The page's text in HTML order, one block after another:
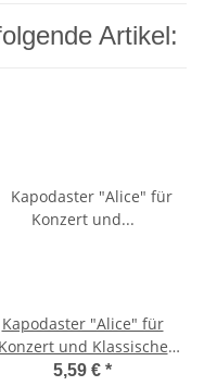
Artikel:
Kapodaster "Alice" für
Konzert und Klassische
Gitarre
5,59 € *